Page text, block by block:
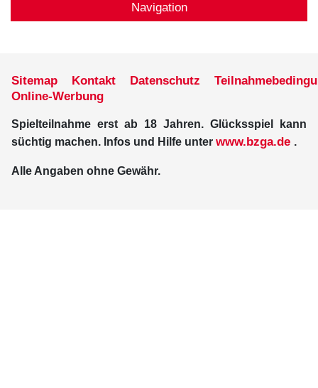
Navigation
Sitemap Kontakt Datenschutz
Online-Werbung
Spielteilnahme erst ab 18 Jahren. Glücksspiel kann
süchtig machen. Infos und Hilfe unter www.bzga.de .
Alle Angaben ohne Gewähr.